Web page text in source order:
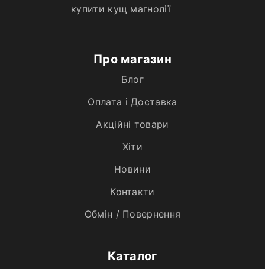
купити кущ магнолії
Про магазин
Блог
Оплата і Доставка
Акційні товари
Хiти
Новини
Контакти
Обмін / Повернення
Каталог